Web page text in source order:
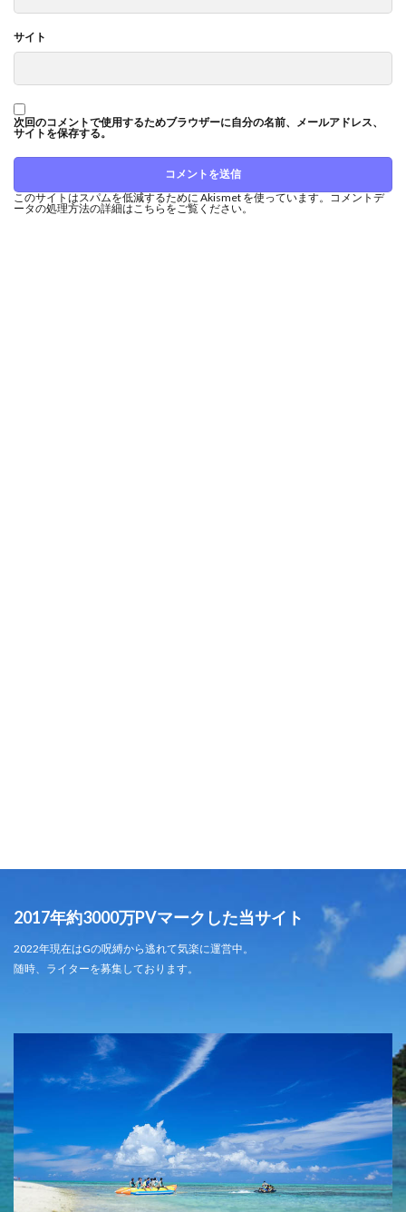
サイト
次回のコメントで使用するためブラウザーに自分の名前、メールアドレス、
サイトを保存する。
このサイトはスパムを低減するために Akismet を使っています。コメントデ
ータの処理方法の詳細はこちらをご覧ください。
2017年約3000万PVマークした当サイト
2022年現在はGの呪縛から逃れて気楽に運営中。
随時、ライターを募集しております。